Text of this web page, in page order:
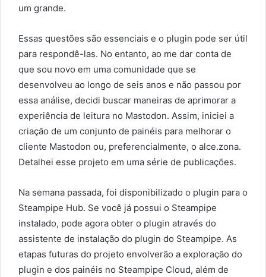
um grande.
Essas questões são essenciais e o plugin pode ser útil
para respondê-las. No entanto, ao me dar conta de
que sou novo em uma comunidade que se
desenvolveu ao longo de seis anos e não passou por
essa análise, decidi buscar maneiras de aprimorar a
experiência de leitura no Mastodon. Assim, iniciei a
criação de um conjunto de painéis para melhorar o
cliente Mastodon ou, preferencialmente, o alce.zona.
Detalhei esse projeto em uma série de publicações.
Na semana passada, foi disponibilizado o plugin para o
Steampipe Hub. Se você já possui o Steampipe
instalado, pode agora obter o plugin através do
assistente de instalação do plugin do Steampipe. As
etapas futuras do projeto envolverão a exploração do
plugin e dos painéis no Steampipe Cloud, além de